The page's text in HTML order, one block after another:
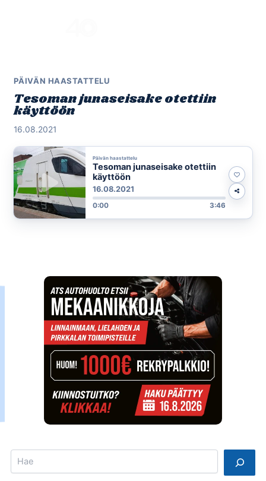
PÄIVÄN HAASTATTELU
Tesoman junaseisake otettiin
käyttöön
16.08.2021
Päivän haastattelu
Tesoman junaseisake otettiin
käyttöön
16.08.2021
0:00 3:46
Search